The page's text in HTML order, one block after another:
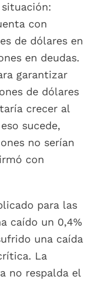
con
de dólares en
en deudas.
garantizar
de dólares
crecer al
sucede,
no serían
con
para las
caído un 0,4%
una caída
La
no respalda el